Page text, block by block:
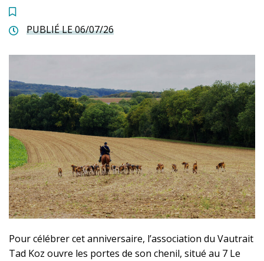
PUBLIÉ LE 06/07/26
Pour célébrer cet anniversaire, l’association du Vautrait
Tad Koz ouvre les portes de son chenil, situé au 7 Le